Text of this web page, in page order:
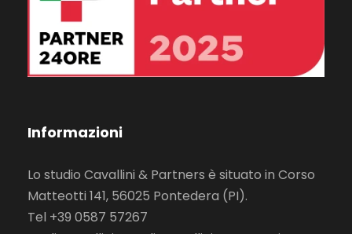
Informazioni
Lo studio Cavallini & Partners è situato in Corso
Matteotti 141, 56025 Pontedera (PI).
Tel +39 0587 57267